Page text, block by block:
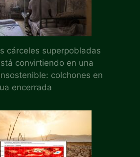
cárceles superpobladas
convirtiendo en una
colchones en
encerrada